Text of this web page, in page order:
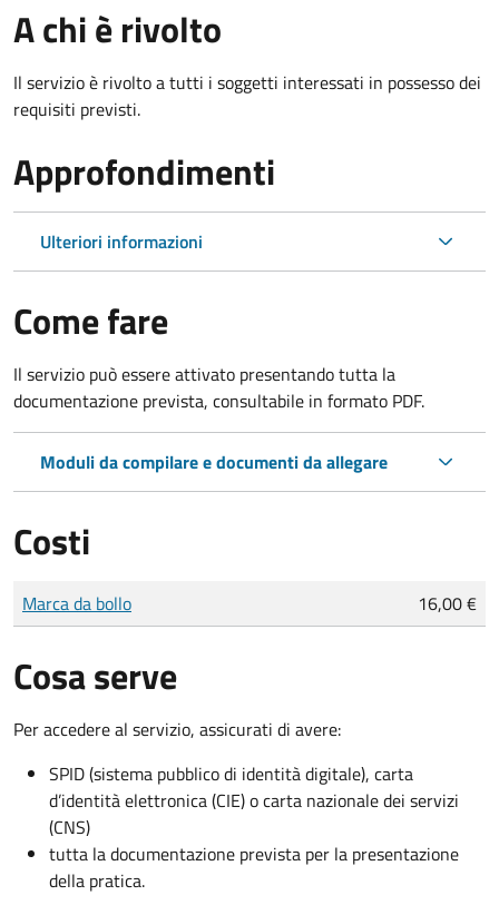
A chi è rivolto
Il servizio è rivolto a tutti i soggetti interessati in possesso dei
requisiti previsti.
Approfondimenti
Ulteriori informazioni
Come fare
Il servizio può essere attivato presentando tutta la
documentazione prevista, consultabile in formato PDF.
Moduli da compilare e documenti da allegare
Costi
Tipo di pagamento
Importo
Marca da bollo 16,00 €
Cosa serve
Per accedere al servizio, assicurati di avere:
SPID (sistema pubblico di identità digitale), carta
d’identità elettronica (CIE) o carta nazionale dei servizi
(CNS)
tutta la documentazione prevista per la presentazione
della pratica.